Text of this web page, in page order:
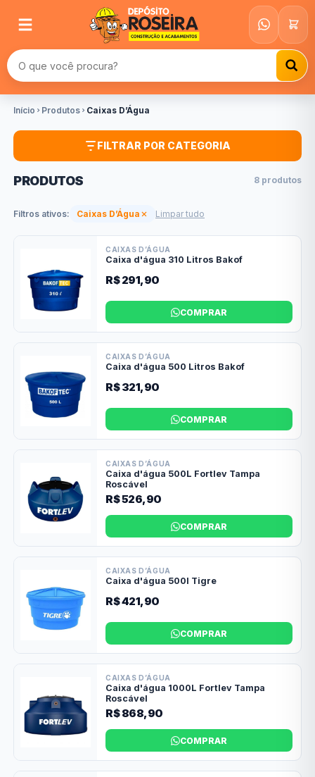
Buscar produtos
Início Produtos Caixas D’Água
FILTRAR POR CATEGORIA
PRODUTOS 8 produtos
Filtros ativos: Caixas D’Água Limpar tudo
CAIXAS D’ÁGUA
Caixa d'água 310 Litros Bakof
R$ 291,90
COMPRAR
CAIXAS D’ÁGUA
Caixa d'água 500 Litros Bakof
R$ 321,90
COMPRAR
CAIXAS D’ÁGUA
Caixa d'água 500L Fortlev Tampa
Roscável
R$ 526,90
COMPRAR
CAIXAS D’ÁGUA
Caixa d'água 500l Tigre
R$ 421,90
COMPRAR
CAIXAS D’ÁGUA
Caixa d'água 1000L Fortlev Tampa
Roscável
R$ 868,90
COMPRAR